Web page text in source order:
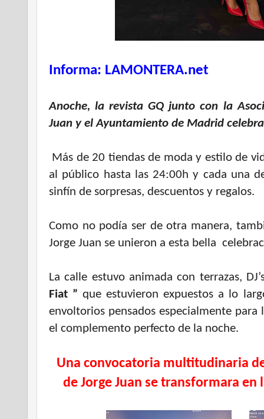
Informa: LAMONTERA.net
Anoche, la revista GQ junto con la
Juan y el Ayuntamiento de Madrid
Más de 20 tiendas de moda y estilo de
al público hasta las 24:00h y cada una
sinfín de sorpresas, descuentos y regalos.
Como no podía ser de otra manera,
Jorge Juan se unieron a esta bella
La calle estuvo animada con terrazas,
Fiat ” que estuvieron expuestos a lo
envoltorios pensados especialmente
el complemento perfecto de la noche.
Una convocatoria multitudinaria
de Jorge Juan se transformara en